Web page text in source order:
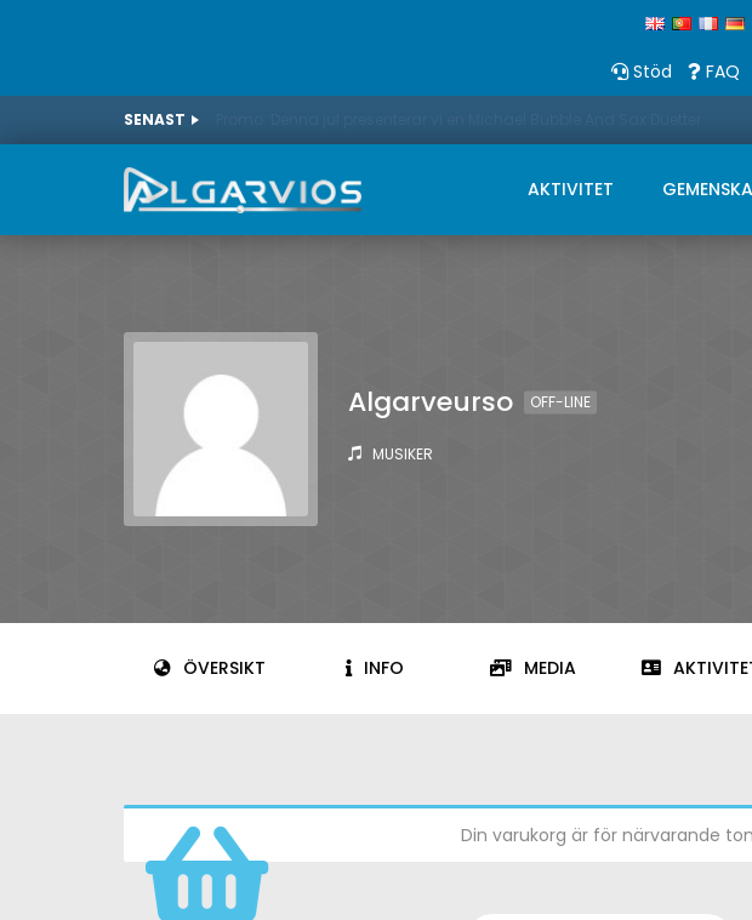
Stöd FAQ
SENAST
AKTIVITET
Algarveurso OFF-LINE
MUSIKER
ÖVERSIKT INFO MEDIA
Din varukorg är för närvarande